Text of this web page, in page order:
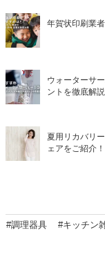
年賀状印刷業
ウォーターサ
ントを徹底解説
夏用リカバリ
ェアをご紹介！
#調理器具 #キッチン